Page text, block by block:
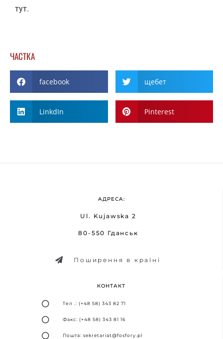
тут.
ЧАСТКА
facebook щебет
LinkdIn Pinterest
АДРЕСА:
Ul. Kujawska 2
80-550 Гданськ
Поширення в країні
КОНТАКТ
Тел .: (+48 58) 343 82 71
Факс: (+48 58) 343 81 16
Пошта: sekretariat@fosfory.pl